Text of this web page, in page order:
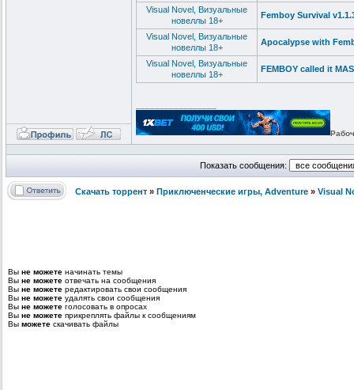
Visual Novel, Визуальные
новеллы 18+
Femboy Survival
Visual Novel, Визуальные
новеллы 18+
Apocalypse with
Visual Novel, Визуальные
новеллы 18+
FEMBOY called it
Показать сообщения:
Скачать торрент » Приключенческие игры, Adventure » Visual
Вы не можете начинать темы
Вы не можете отвечать на сообщения
Вы не можете редактировать свои сообщения
Вы не можете удалять свои сообщения
Вы не можете голосовать в опросах
Вы не можете прикреплять файлы к сообщениям
Вы можете скачивать файлы